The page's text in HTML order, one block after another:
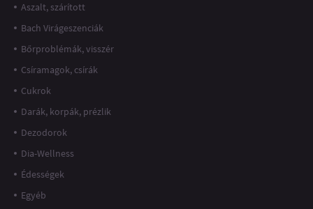
Aszalt, szárított
Bach Virágeszenciák
Bőrproblémák, visszér
Csíramagok, csírák
Cukrok
Darák, korpák, prézlik
Dezodorok
Dia-Wellness
Édességek
Egyéb